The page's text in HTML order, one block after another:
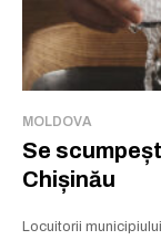
MOLDOVA
Se
Chișinău
Locuitorii